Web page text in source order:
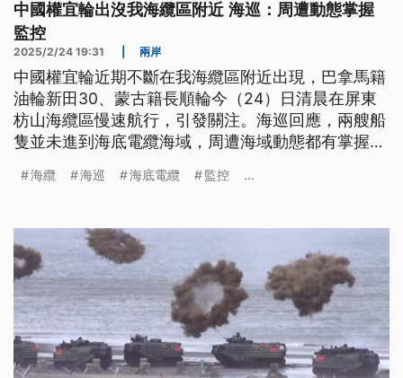
中國權宜輪出沒我海纜區附近 海巡：周遭動態掌握
監控
2025/2/24 19:31 兩岸
中國權宜輪近期不斷在我海纜區附近出現，巴拿馬籍
油輪新田30、蒙古籍長順輪今（24）日清晨在屏東
枋山海纜區慢速航行，引發關注。海巡回應，兩艘船
隻並未進到海底電纜海域，周遭海域動態都有掌握監
海纜 海巡 海底電纜 監控 ...